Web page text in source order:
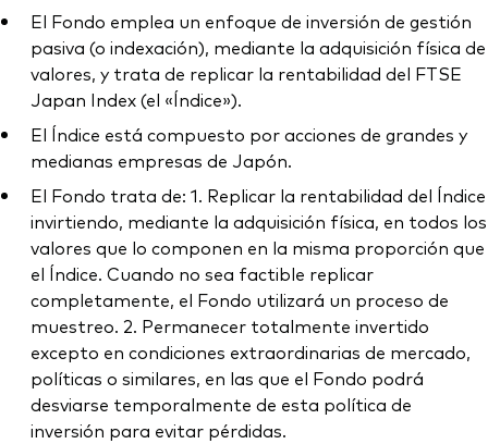
El Fondo emplea un enfoque de inversión de gestión
pasiva (o indexación), mediante la adquisición física de
valores, y trata de replicar la rentabilidad del FTSE
Japan Index (el «Índice»).
El Índice está compuesto por acciones de grandes y
medianas empresas de Japón.
El Fondo trata de: 1. Replicar la rentabilidad del Índice
invirtiendo, mediante la adquisición física, en todos los
valores que lo componen en la misma proporción que
el Índice. Cuando no sea factible replicar
completamente, el Fondo utilizará un proceso de
muestreo. 2. Permanecer totalmente invertido
excepto en condiciones extraordinarias de mercado,
políticas o similares, en las que el Fondo podrá
desviarse temporalmente de esta política de
inversión para evitar pérdidas.